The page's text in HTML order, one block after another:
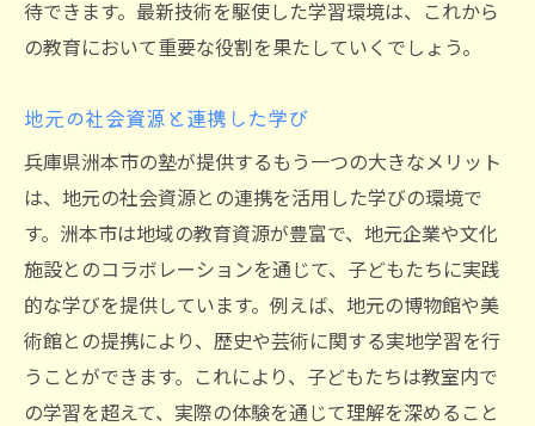
待できます。最新技術を駆使した学習環境は、これから
の教育において重要な役割を果たしていくでしょう。
地元の社会資源と連携した学び
兵庫県洲本市の塾が提供するもう一つの大きなメリット
は、地元の社会資源との連携を活用した学びの環境で
す。洲本市は地域の教育資源が豊富で、地元企業や文化
施設とのコラボレーションを通じて、子どもたちに実践
的な学びを提供しています。例えば、地元の博物館や美
術館との提携により、歴史や芸術に関する実地学習を行
うことができます。これにより、子どもたちは教室内で
の学習を超えて、実際の体験を通じて理解を深めること